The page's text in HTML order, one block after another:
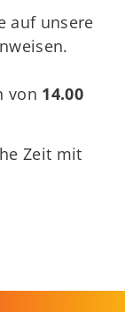
auf unsere
von 14.00
Zeit mit